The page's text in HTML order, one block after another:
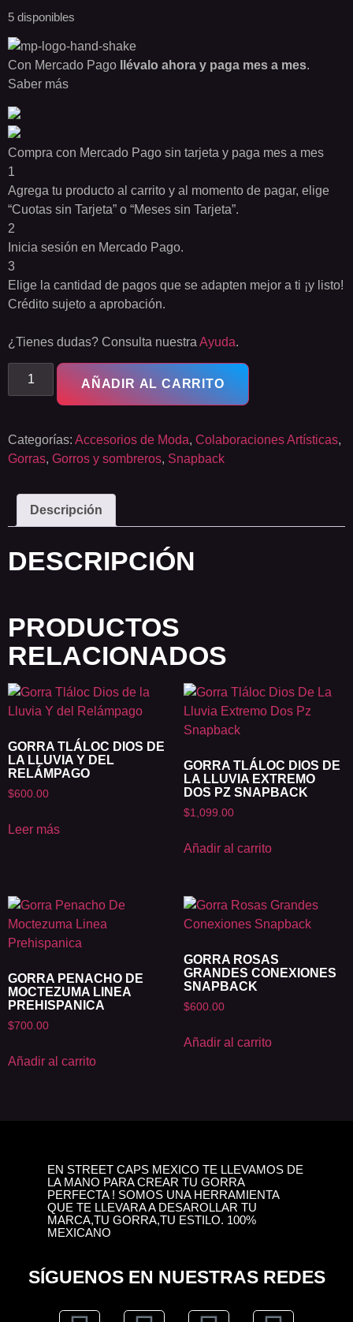
5 disponibles
Con Mercado Pago llévalo ahora y paga mes a mes.
Saber más
Compra con Mercado Pago sin tarjeta y paga mes a mes
1
Agrega tu producto al carrito y al momento de pagar, elige
“Cuotas sin Tarjeta” o “Meses sin Tarjeta”.
2
Inicia sesión en Mercado Pago.
3
Elige la cantidad de pagos que se adapten mejor a ti ¡y listo!
Crédito sujeto a aprobación.
¿Tienes dudas? Consulta nuestra Ayuda.
AÑADIR AL CARRITO
Categorías: Accesorios de Moda, Colaboraciones Artísticas,
Gorras, Gorros y sombreros, Snapback
Descripción
DESCRIPCIÓN
PRODUCTOS
RELACIONADOS
GORRA TLÁLOC DIOS DE
LA LLUVIA Y DEL
RELÁMPAGO
$600.00
Leer más
GORRA TLÁLOC DIOS DE
LA LLUVIA EXTREMO
DOS PZ SNAPBACK
$1,099.00
Añadir al carrito
GORRA PENACHO DE
MOCTEZUMA LINEA
PREHISPANICA
$700.00
Añadir al carrito
GORRA ROSAS
GRANDES CONEXIONES
SNAPBACK
$600.00
Añadir al carrito
EN STREET CAPS MEXICO TE LLEVAMOS DE
LA MANO PARA CREAR TU GORRA
PERFECTA ! SOMOS UNA HERRAMIENTA
QUE TE LLEVARA A DESAROLLAR TU
MARCA,TU GORRA,TU ESTILO. 100%
MEXICANO
SÍGUENOS EN NUESTRAS REDES